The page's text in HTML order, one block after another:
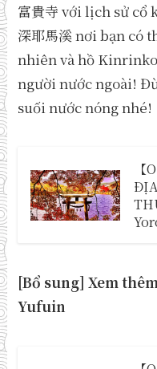
富貴寺 với lịch sử
深耶馬溪 nơi bạn có
nhiên và hồ
người nước ngoài!
suối nước nóng nhé!
[Bổ sung] Xem
Yufuin